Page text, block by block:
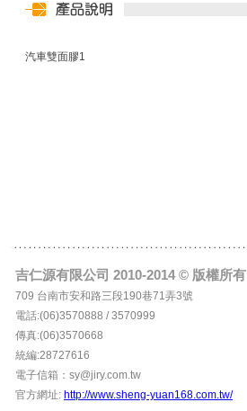
汽車雙面膠1
吉仁源有限公司 2010-2014 © 版權所有
709 台南市安和路三段190巷71弄3號
電話:(06)3570888 / 3570999
傳真:(06)3570668
統編:28727616
電子信箱：sy@jiry.com.tw
官方網址: http://www.sheng-yuan168.com.tw/